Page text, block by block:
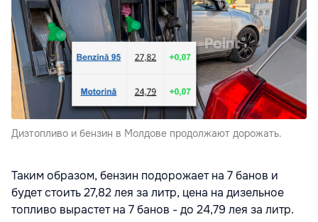
Дизтопливо и бензин в Молдове продолжают дорожать.
Таким образом, бензин подорожает на 7 банов и
будет стоить 27,82 лея за литр, цена на дизельное
топливо вырастет на 7 банов - до 24,79 лея за литр.